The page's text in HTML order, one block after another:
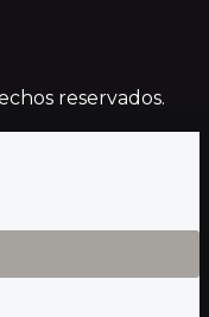
reservados.